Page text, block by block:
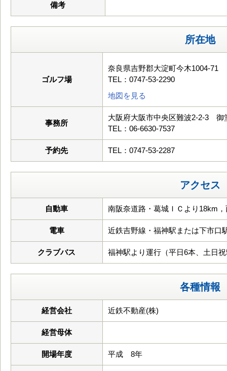
備考
所在地
ゴルフ場
奈良県吉野郡大淀町今木1004-71
TEL：0747-53-2290
地図を見る
事務所
大阪府大阪市中央区難波2-2-3 御
TEL：06-6630-7537
予約先 TEL：0747-53-2287
アクセス
自動車 南阪奈道路・葛城ＩＣより18km
電車 近鉄吉野線・福神駅または下市口
クラブバス 福神駅より運行（平日6本、土日
各種情報
経営会社 近鉄不動産(株)
経営母体
開場年度 平成 8年